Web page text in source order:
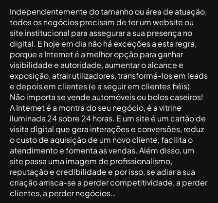
Independentemente do tamanho ou área de atuação,
todos os negócios precisam de ter um website ou
site institucional para assegurar a sua presença no
digital. E hoje em dia não há exceções a esta regra,
porque a Internet é a melhor opção para ganhar
visibilidade e autoridade, aumentar o alcance e
exposição, atrair utilizadores, transformá-los em leads
e depois em clientes (e a seguir em clientes fiéis).
Não importa se vende automóveis ou bolos caseiros!
A Internet é a montra do seu negócio, é a vitrine
iluminada 24 sobre 24 horas. E um site é um cartão de
visita digital que gera interações e conversões, reduz
o custo de aquisição de um novo cliente, facilita o
atendimento e fomenta as vendas. Além disso, um
site passa uma imagem de profissionalismo,
reputação e credibilidade e por isso, se adiar a sua
criação arrisca-se a perder competitividade, a perder
clientes, a perder negócios…